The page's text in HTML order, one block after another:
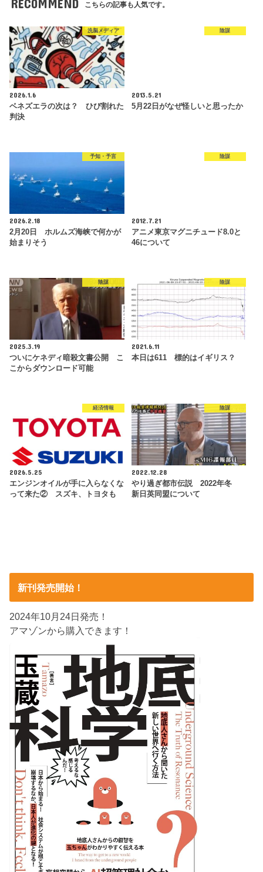
RECOMMEND こちらの記事も人気です。
洗脳メディア
2026.1.6
ベネズエラの次は？ ひび割れた
判決
陰謀
2013.5.21
5月22日がなぜ怪しいと思ったか
予知・予言
2026.2.18
2月20日 ホルムズ海峡で何かが
始まりそう
陰謀
2012.7.21
アニメ東京マグニチュード8.0と
46について
陰謀
2025.3.19
ついにケネディ暗殺文書公開 こ
こからダウンロード可能
陰謀
2021.6.11
本日は611 標的はイギリス？
経済情報
2026.5.25
エンジンオイルが手に入らなくな
って来た② スズキ、トヨタも
陰謀
2022.12.28
やり過ぎ都市伝説 2022年冬
新日英同盟について
新刊発売開始！
2024年10月24日発売！
アマゾンから購入できます！